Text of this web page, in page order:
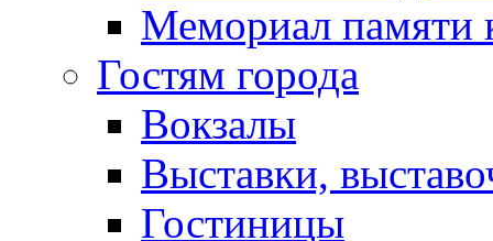
Мемориал памяти
Гостям города
Вокзалы
Выставки,
Гостиницы